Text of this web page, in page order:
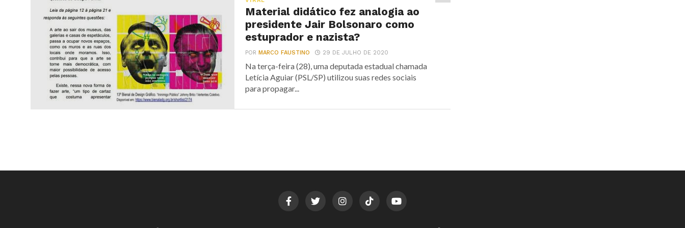
Material didático fez analogia ao
presidente Jair Bolsonaro como
estuprador e nazista?
PORMARCO FAUSTINO 29 DE JULHO DE 2020
Na terça-feira (28), uma deputada estadual chamada
Letícia Aguiar (PSL/SP) utilizou suas redes sociais
para propagar...